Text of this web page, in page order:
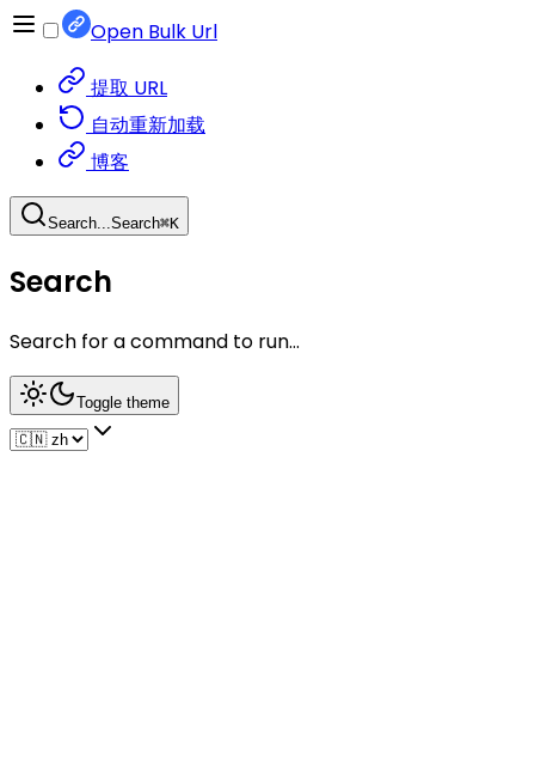
Open Bulk Url
提取 URL
自动重新加载
博客
Search...Search⌘K
Search
Search for a command to run...
Toggle theme